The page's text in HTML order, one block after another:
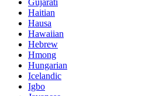
Haitian
Hausa
Hawaiian
Hebrew
Hmong
Hungarian
Icelandic
Igbo